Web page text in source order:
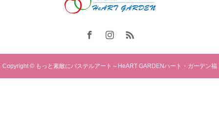
Copyright © もっと素敵にパステルアート～HeART GARDENハート・ガーデン福